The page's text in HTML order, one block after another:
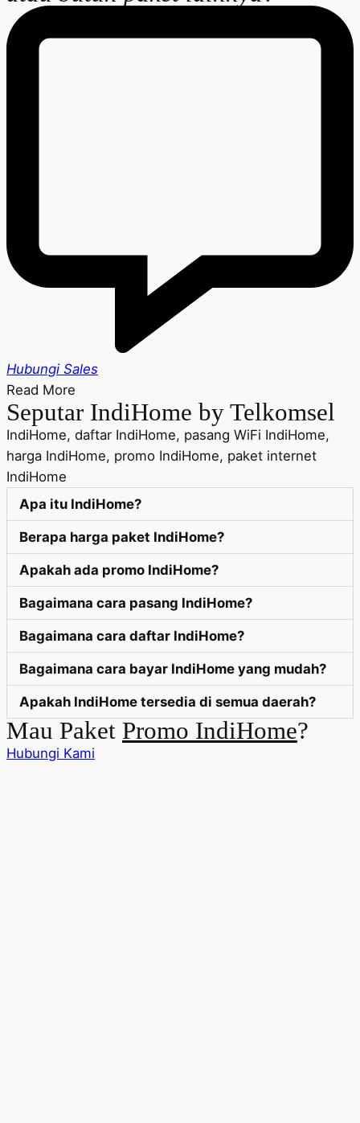
Hubungi Sales
Read More
Seputar IndiHome by Telkomsel
IndiHome, daftar IndiHome, pasang WiFi IndiHome,
harga IndiHome, promo IndiHome, paket internet
IndiHome
Apa itu IndiHome?
Berapa harga paket IndiHome?
Apakah ada promo IndiHome?
Bagaimana cara pasang IndiHome?
Bagaimana cara daftar IndiHome?
Bagaimana cara bayar IndiHome yang mudah?
Apakah IndiHome tersedia di semua daerah?
Mau Paket Promo IndiHome?
Hubungi Kami